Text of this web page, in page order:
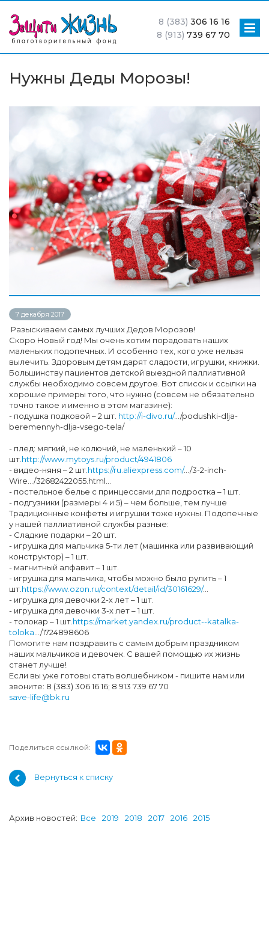
8 (383) 306 16 16
8 (913) 739 67 70
Нужны Деды Морозы!
7 декабря 2017
Разыскиваем самых лучших Дедов Морозов!
Скоро Новый год! Мы очень хотим порадовать наших
маленьких подопечных. И особенно тех, кого уже нельзя
вылечить. Здоровым детям дарят сладости, игрушки, книжки.
Большинству пациентов детской выездной паллиативной
службы необходимо совсем другое. Вот список и ссылки на
хорошие примеры того, что нужно (совсем не обязательно
точно такое и именно в этом магазине):
- подушка подковой – 2 шт. http://i-divo.ru/…/podushki-dlja-
beremennyh-dlja-vsego-tela/
- плед: мягкий, не колючий, не маленький – 10
шт. http://www.mytoys.ru/product/4941806
- видео-няня – 2 шт. https://ru.aliexpress.com/…/3-2-inch-
Wire…/32682422055.html…
- постельное белье с принцессами для подростка – 1 шт.
- подгузники (размеры 4 и 5) – чем больше, тем лучше
Традиционные конфеты и игрушки тоже нужны. Подопечные
у нашей паллиативной службы разные:
- Сладкие подарки – 20 шт.
- игрушка для мальчика 5-ти лет (машинка или развивающий
конструктор) – 1 шт.
- магнитный алфавит – 1 шт.
- игрушка для мальчика, чтобы можно было рулить – 1
шт. https://www.ozon.ru/context/detail/id/30161629/…
- игрушка для девочки 2-х лет – 1 шт.
- игрушка для девочки 3-х лет – 1 шт.
- толокар – 1 шт. https://market.yandex.ru/product--katalka-
toloka …/1724898606
Помогите нам поздравить с самым добрым праздником
наших мальчиков и девочек. С вашей помощью их жизнь
станет лучше!
Если вы уже готовы стать волшебником - пишите нам или
звоните: 8 (383) 306 16 16; 8 913 739 67 70
save-life@bk.ru
Поделиться ссылкой:
Вернуться к списку
Архив новостей: Все 2019 2018 2017 2016 2015